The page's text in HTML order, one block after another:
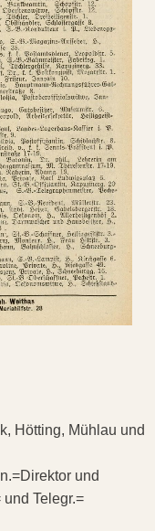
Hötting, Mühlau und
und
Telegr.=